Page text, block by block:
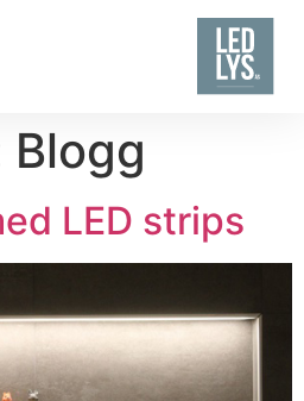
Blogg
LED strips